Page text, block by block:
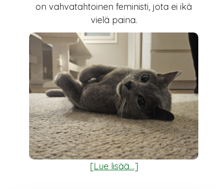
on vahvatahtoinen feministi, jota ei ikä
vielä paina.
[Lue lisää…]t